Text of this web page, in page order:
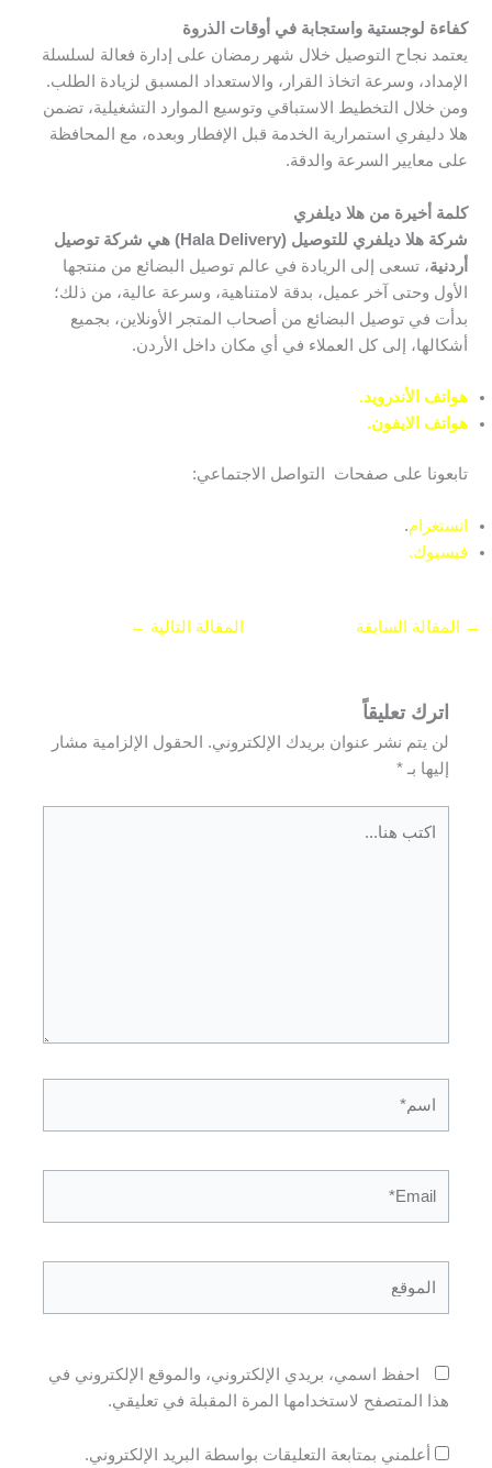
كفاءة لوجستية واستجابة في أوقات الذروة
يعتمد نجاح التوصيل خلال شهر رمضان على إدارة فعالة لسلسلة
الإمداد، وسرعة اتخاذ القرار، والاستعداد المسبق لزيادة الطلب.
ومن خلال التخطيط الاستباقي وتوسيع الموارد التشغيلية، تضمن
هلا دليفري استمرارية الخدمة قبل الإفطار وبعده، مع المحافظة
على معايير السرعة والدقة.
كلمة أخيرة من هلا ديلفري
شركة هلا ديلفري للتوصيل (Hala Delivery) هي شركة توصيل
أردنية، تسعى إلى الريادة في عالم توصيل البضائع من منتجها
الأول وحتى آخر عميل، بدقة لامتناهية، وسرعة عالية، من ذلك؛
بدأت في توصيل البضائع من أصحاب المتجر الأونلاين، بجميع
أشكالها، إلى كل العملاء في أي مكان داخل الأردن.
هواتف الأندرويد.
هواتف الايفون.
تابعونا على صفحات التواصل الاجتماعي:
انستغرام.
فيسبوك.
→ المقالة السابقة المقالة التالية ←
اترك تعليقاً
لن يتم نشر عنوان بريدك الإلكتروني.
الحقول الإلزامية مشار
إليها بـ*
احفظ اسمي، بريدي الإلكتروني، والموقع الإلكتروني في
هذا المتصفح لاستخدامها المرة المقبلة في تعليقي.
أعلمني بمتابعة التعليقات بواسطة البريد الإلكتروني.